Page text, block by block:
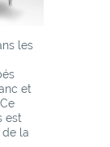
les
et
est
la